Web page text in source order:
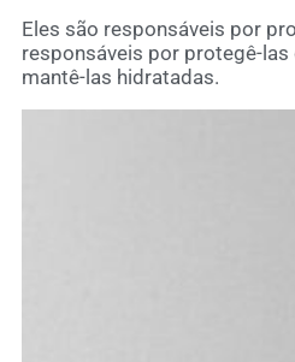
Eles são responsáveis por
responsáveis por protegê-
mantê-las hidratadas.